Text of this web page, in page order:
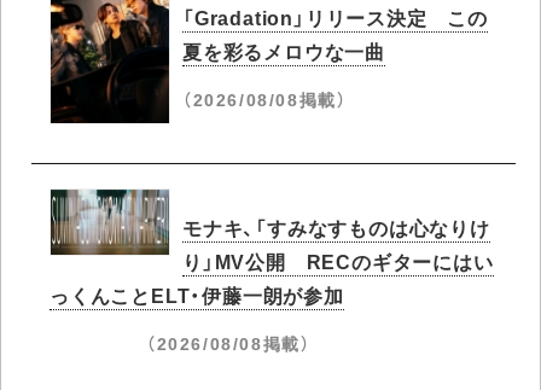
「Gradation」リリース決定 この
夏を彩るメロウな一曲
（2026/08/08掲載）
モナキ、「すみなすものは心なりけ
り」MV公開 RECのギターにはい
っくんことELT・伊藤一朗が参加
（2026/08/08掲載）